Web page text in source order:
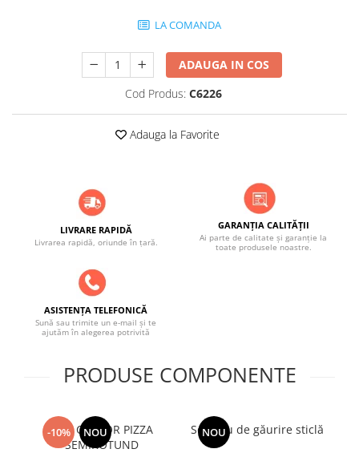
LA COMANDA
ADAUGA IN COS
Cod Produs: C6226
Adauga la Favorite
LIVRARE RAPIDĂ
Livrarea rapidă, oriunde în țară.
GARANȚIA CALITĂȚII
Ai parte de calitate și garanție la
toate produsele noastre.
ASISTENȚA TELEFONICĂ
Sună sau trimite un e-mail și te
ajutăm în alegerea potrivită
PRODUSE COMPONENTE
-10% NOU
UȘA CUPTOR PIZZA
SEMIROTUND
NOU
Serviciu de găurire sticlă